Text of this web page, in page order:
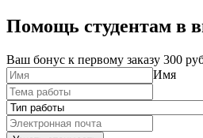
Помощь студентам в
Ваш бонус к первому заказу 300
Имя